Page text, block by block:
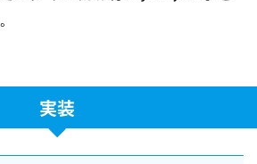
実装